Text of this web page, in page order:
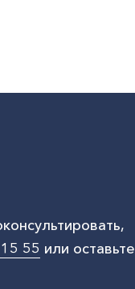
55 или оставьте